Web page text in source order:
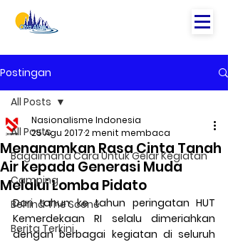
Postingan
All Posts
Bagaimana Cara Untuk Gelar Kegiatan
Camping
Behind The Scene
Berita Terkini
All Posts
Menanamkan Rasa Cinta Tanah
Air kepada Generasi Muda
Melalui Lomba Pidato
Nasionalisme Indonesia
25 Agu 20172 menit membaca
Dari tahun ke tahun peringatan HUT
Kemerdekaan RI selalu dimeriahkan
dengan berbagai kegiatan di seluruh